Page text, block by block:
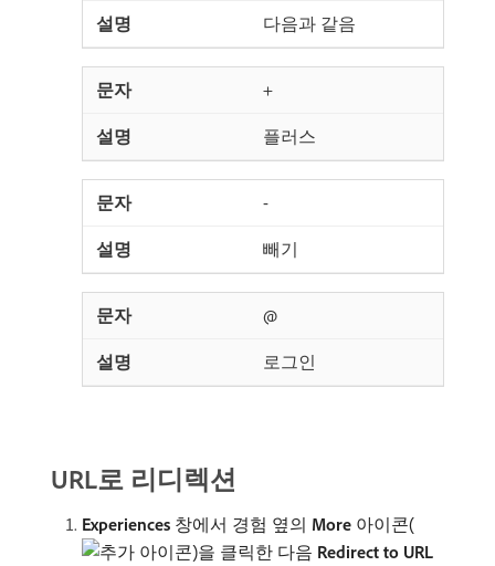
다음과 같음
+
플러스
-
빼기
@
로그인
URL로 리디렉션
Experiences 창에서 경험 옆의 More 아이콘(
)을 클릭한 다음 Redirect to URL